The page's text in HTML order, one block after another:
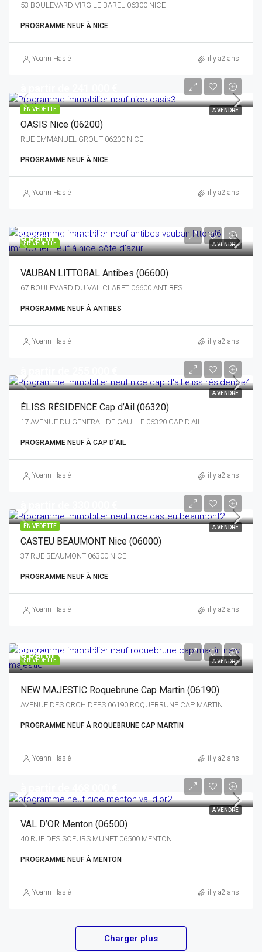
53 BOULEVARD VIRGILE BAREL 06300 NICE
PROGRAMME NEUF À NICE
Yoann Haslé il y a2 ans
EN VEDETTE A VENDRE
OASIS Nice (06200)
RUE EMMANUEL GROUT 06200 NICE
PROGRAMME NEUF À NICE
Yoann Haslé il y a2 ans
EN VEDETTE A VENDRE
à partir de 307 000 €
VAUBAN LITTORAL Antibes (06600)
67 BOULEVARD DU VAL CLARET 06600 ANTIBES
PROGRAMME NEUF À ANTIBES
Yoann Haslé il y a2 ans
A VENDRE
ÉLISS RÉSIDENCE Cap d’Ail (06320)
17 AVENUE DU GENERAL DE GAULLE 06320 CAP D'AIL
PROGRAMME NEUF À CAP D'AIL
Yoann Haslé il y a2 ans
EN VEDETTE A VENDRE
CASTEU BEAUMONT Nice (06000)
37 RUE BEAUMONT 06300 NICE
PROGRAMME NEUF À NICE
Yoann Haslé il y a2 ans
EN VEDETTE A VENDRE
à partir de 365 000 €
NEW MAJESTIC Roquebrune Cap Martin (06190)
AVENUE DES ORCHIDEES 06190 ROQUEBRUNE CAP MARTIN
PROGRAMME NEUF À ROQUEBRUNE CAP MARTIN
Yoann Haslé il y a2 ans
A VENDRE
VAL D’OR Menton (06500)
40 RUE DES SOEURS MUNET 06500 MENTON
PROGRAMME NEUF À MENTON
Yoann Haslé il y a2 ans
Charger plus